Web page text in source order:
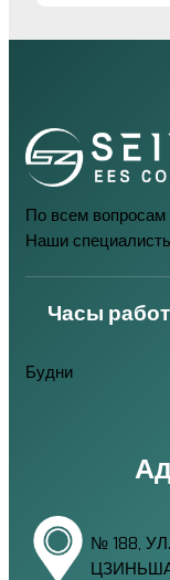
По всем
Наши
Часы
Будни
№ 188,